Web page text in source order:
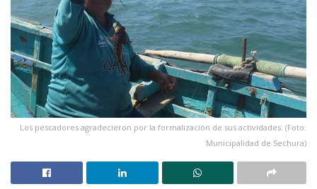
Los pescadores agradecieron por la formalización de sus actividades. (Foto:
Municipalidad de Sechura)